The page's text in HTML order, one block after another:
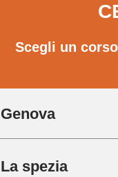
Scegli un
Genova
La spezia